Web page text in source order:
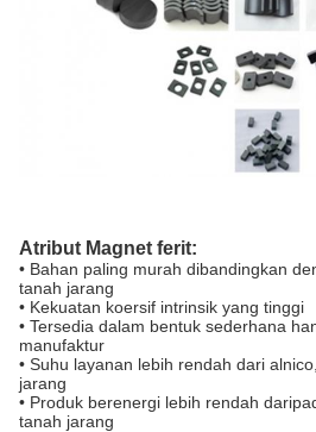
Atribut Magnet ferit:
• Bahan paling murah dibandingkan
tanah jarang
• Kekuatan koersif intrinsik yang tinggi
• Tersedia dalam bentuk sederhana
manufaktur
• Suhu layanan lebih rendah dari
jarang
• Produk berenergi lebih rendah
tanah jarang